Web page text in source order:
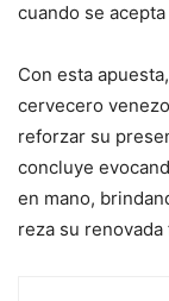
cuando se
Con esta
cervecero
reforzar su
concluye
en mano,
reza su